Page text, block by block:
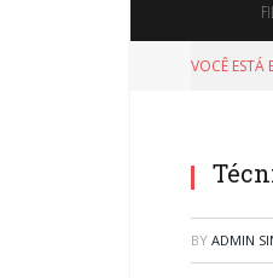
VOCÊ ESTÁ
BY ADMIN